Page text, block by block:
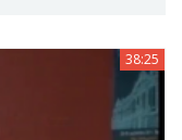
38:25